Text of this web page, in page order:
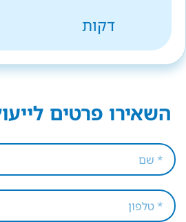
דקות
השאירו פרטים